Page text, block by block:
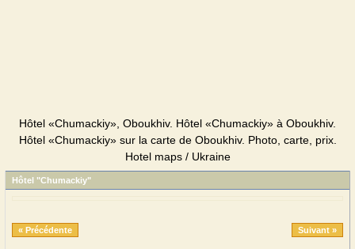
Hôtel «Chumackiy», Oboukhiv. Hôtel «Chumackiy» à Oboukhiv.
Hôtel «Chumackiy» sur la carte de Oboukhiv. Photo, carte, prix.
Hotel maps / Ukraine
Hôtel "Chumackiy"
« Précédente Suivant »